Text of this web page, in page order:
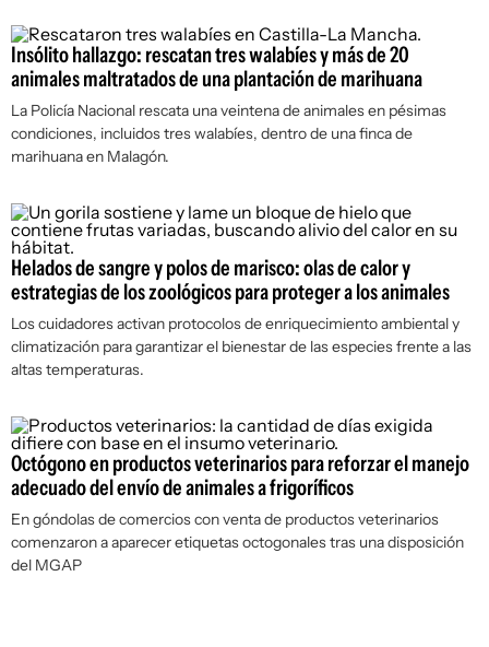
Insólito hallazgo: rescatan tres walabíes y más de 20
animales maltratados de una plantación de marihuana
La Policía Nacional rescata una veintena de animales en pésimas
condiciones, incluidos tres walabíes, dentro de una finca de
marihuana en Malagón.
Helados de sangre y polos de marisco: olas de calor y
estrategias de los zoológicos para proteger a los animales
Los cuidadores activan protocolos de enriquecimiento ambiental y
climatización para garantizar el bienestar de las especies frente a las
altas temperaturas.
Octógono en productos veterinarios para reforzar el manejo
adecuado del envío de animales a frigoríficos
En góndolas de comercios con venta de productos veterinarios
comenzaron a aparecer etiquetas octogonales tras una disposición
del MGAP